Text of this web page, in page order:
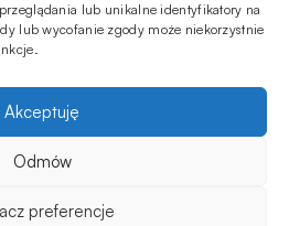
lub unikalne identyfikatory na
lub wycofanie zgody może niekorzystnie
Akceptuję
Odmów
preferencje
Rozpalanie
Eventy